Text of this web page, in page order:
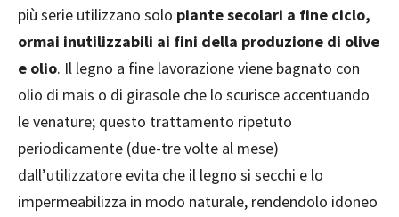
più serie utilizzano solo piante secolari a fine ciclo,
ormai inutilizzabili ai fini della produzione di olive
e olio. Il legno a fine lavorazione viene bagnato con
olio di mais o di girasole che lo scurisce accentuando
le venature; questo trattamento ripetuto
periodicamente (due-tre volte al mese)
dall’utilizzatore evita che il legno si secchi e lo
impermeabilizza in modo naturale, rendendolo idoneo